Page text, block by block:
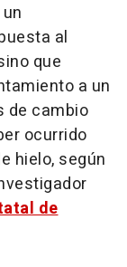
al
que
a un
de cambio
ocurrido
hielo, según
de